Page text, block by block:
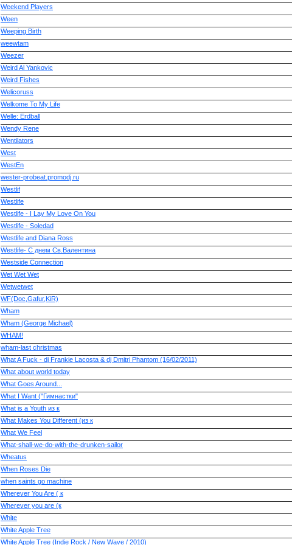
Weekend Players
Ween
Weeping Birth
weewtam
Weezer
Weird Al Yankovic
Weird Fishes
Welicoruss
Welkome To My Life
Welle: Erdball
Wendy Rene
Wentilators
West
WestEn
wester-probeat.promodj.ru
Westlif
Westlife
Westlife - I Lay My Love On You
Westlife - Soledad
Westlife and Diana Ross
Westlife- C днем Св.Валентина
Westside Connection
Wet Wet Wet
Wetwetwet
WF(Doc,Gafur,KiR)
Wham
Wham (George Michael)
WHAM!
wham-last christmas
What A Fuck - dj Frankie Lacosta & dj Dmitri Phantom (16/02/2011)
What about world today
What Goes Around...
What I Want ("Гимнастки"
What is a Youth из к
What Makes You Different (из к
What We Feel
What-shall-we-do-with-the-drunken-sailor
Wheatus
When Roses Die
when saints go machine
Wherever You Are ( к
Wherever you are (к
White
White Apple Tree
White Apple Tree (Indie Rock / New Wave / 2010)